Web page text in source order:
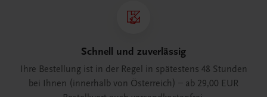
Schnell und zuverlässig
Ihre Bestellung ist in der Regel in spätestens 48 Stunden
bei Ihnen (innerhalb von Österreich) – ab 29,00 EUR